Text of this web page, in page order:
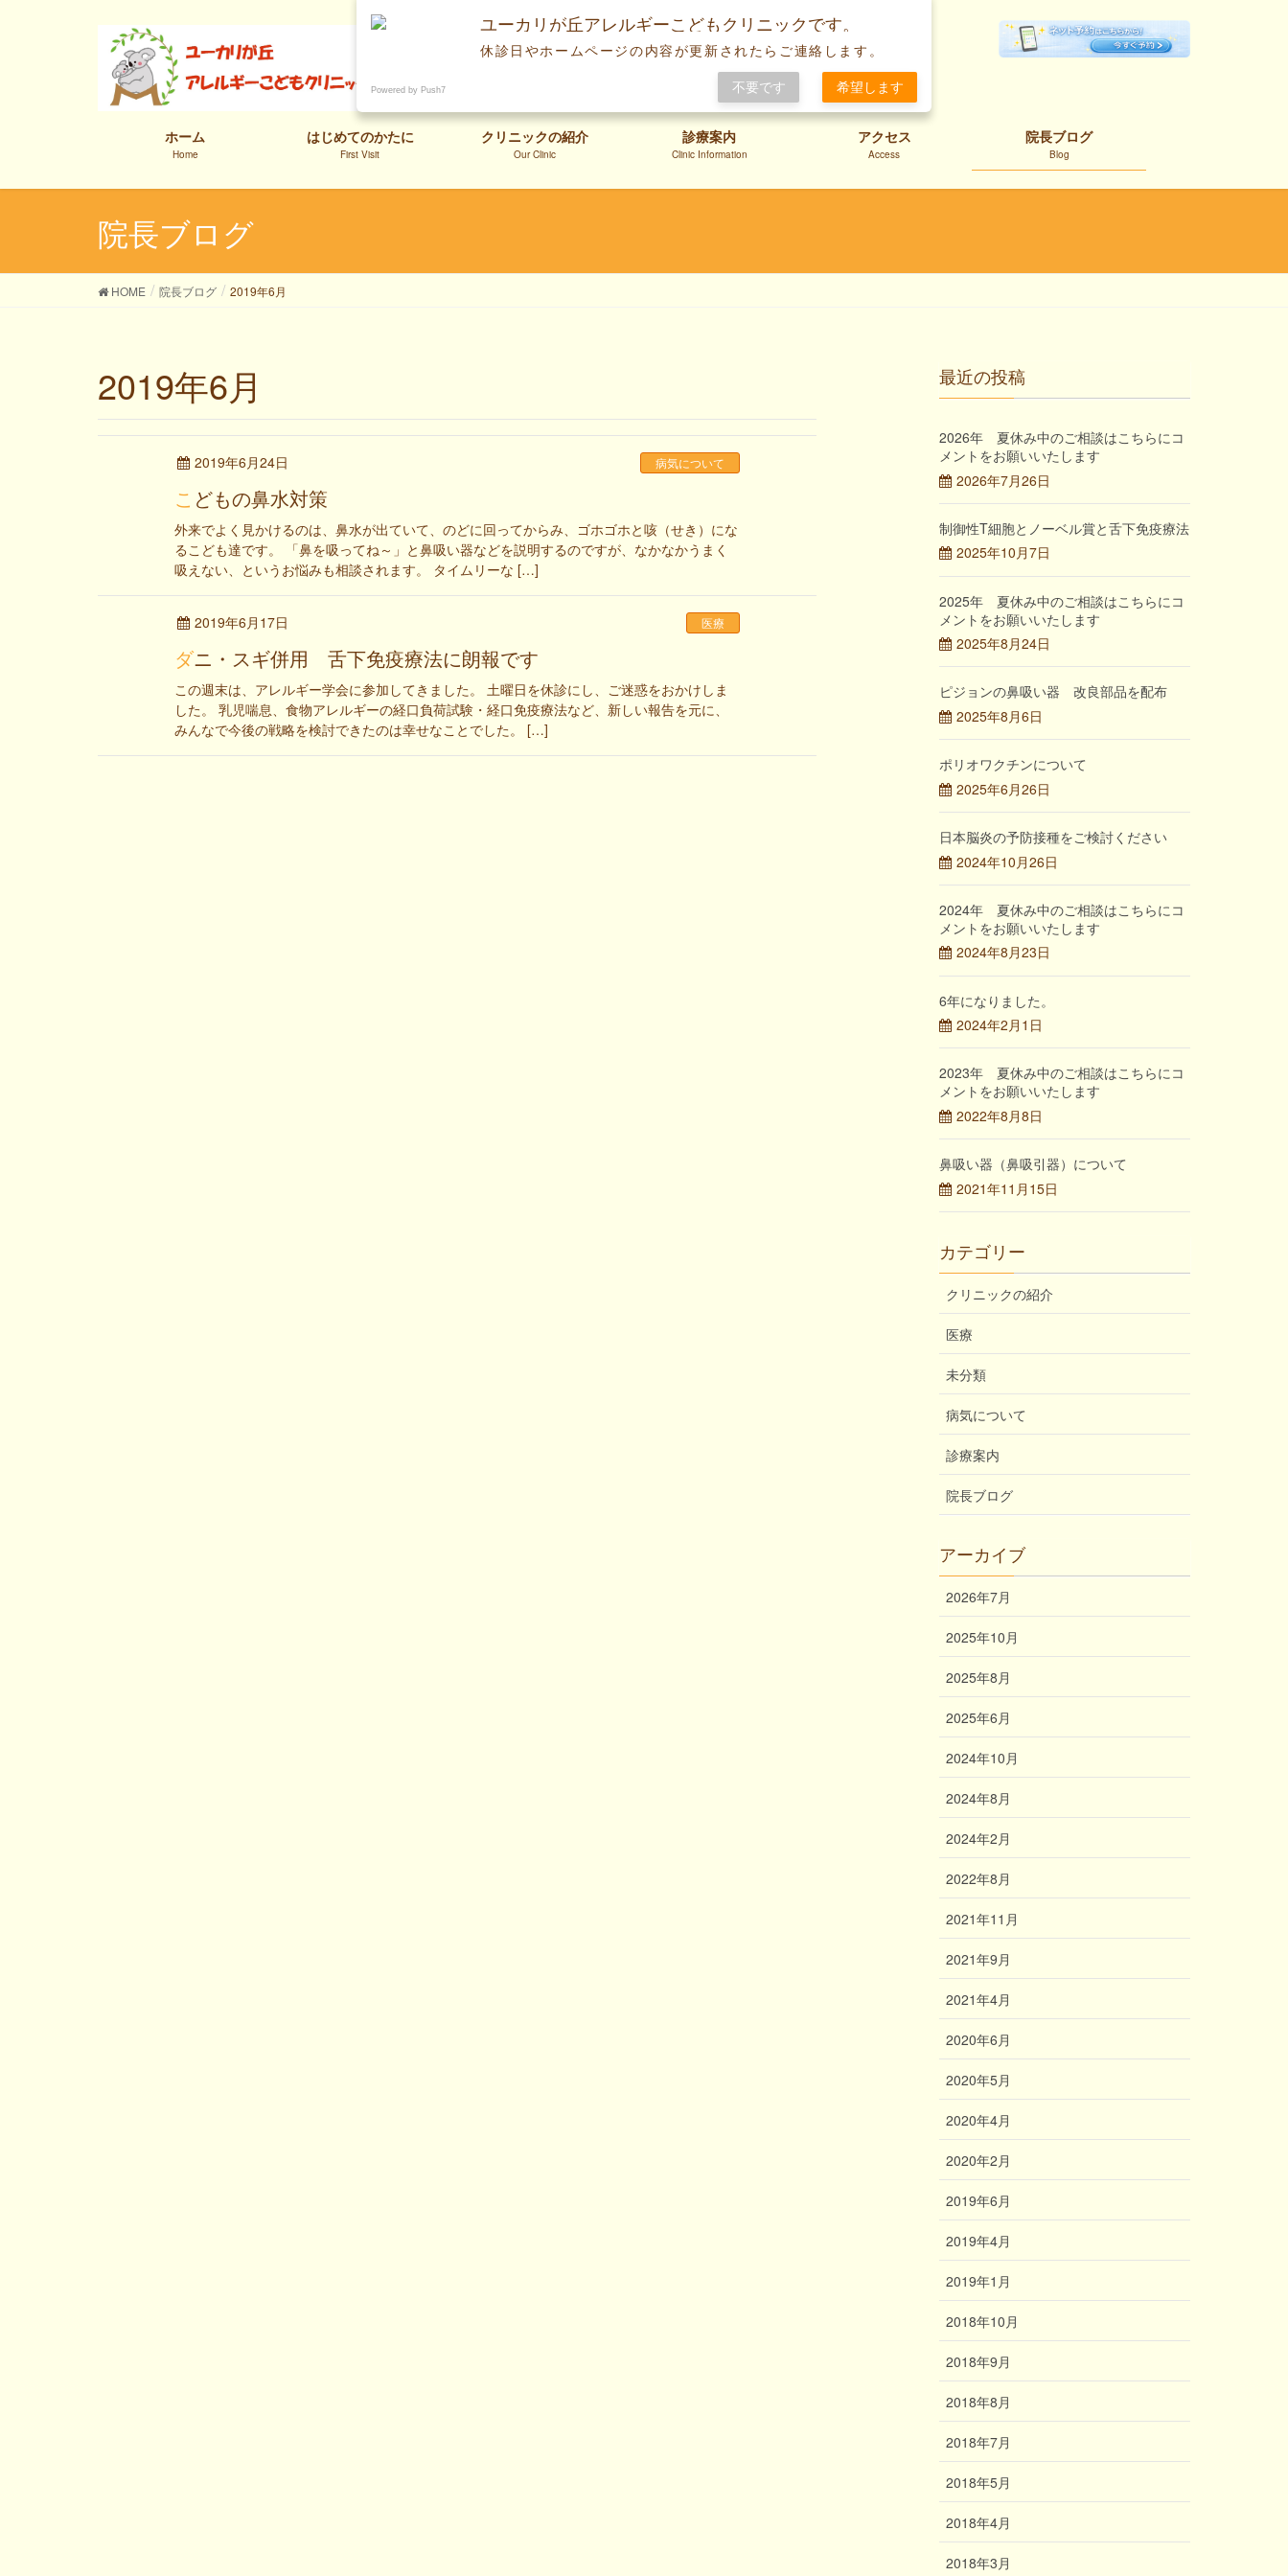
ホーム
Home
はじめてのかたに
First Visit
クリニックの紹介
Our Clinic
診療案内
Clinic Information
アクセス
Access
院長ブログ
Blog
院長ブログ
HOME 院長ブログ 2019年6月
2019年6月
2019年6月24日 病気について
こどもの鼻水対策
外来でよく見かけるのは、鼻水が出ていて、のどに回ってからみ、ゴホゴホと咳（せき）にな
るこども達です。 「鼻を吸ってね～」と鼻吸い器などを説明するのですが、なかなかうまく
吸えない、というお悩みも相談されます。 タイムリーな […]
2019年6月17日 医療
ダニ・スギ併用 舌下免疫療法に朗報です
この週末は、アレルギー学会に参加してきました。 土曜日を休診にし、ご迷惑をおかけしま
した。 乳児喘息、食物アレルギーの経口負荷試験・経口免疫療法など、新しい報告を元に、
みんなで今後の戦略を検討できたのは幸せなことでした。 […]
最近の投稿
2026年 夏休み中のご相談はこちらにコ
メントをお願いいたします
2026年7月26日
制御性T細胞とノーベル賞と舌下免疫療法
2025年10月7日
2025年 夏休み中のご相談はこちらにコ
メントをお願いいたします
2025年8月24日
ピジョンの鼻吸い器 改良部品を配布
2025年8月6日
ポリオワクチンについて
2025年6月26日
日本脳炎の予防接種をご検討ください
2024年10月26日
2024年 夏休み中のご相談はこちらにコ
メントをお願いいたします
2024年8月23日
6年になりました。
2024年2月1日
2023年 夏休み中のご相談はこちらにコ
メントをお願いいたします
2022年8月8日
鼻吸い器（鼻吸引器）について
2021年11月15日
カテゴリー
クリニックの紹介
医療
未分類
病気について
診療案内
院長ブログ
アーカイブ
2026年7月
2025年10月
2025年8月
2025年6月
2024年10月
2024年8月
2024年2月
2022年8月
2021年11月
2021年9月
2021年4月
2020年6月
2020年5月
2020年4月
2020年2月
2019年6月
2019年4月
2019年1月
2018年10月
2018年9月
2018年8月
2018年7月
2018年5月
2018年4月
2018年3月
ユーカリが丘アレルギーこどもクリニックです。
休診日やホームページの内容が更新されたらご連絡します。
Powered by Push7 不要です 希望します